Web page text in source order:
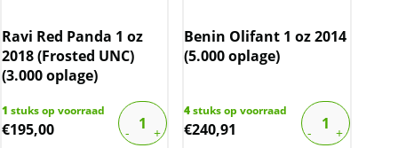
Ravi Red Panda 1 oz
2018 (Frosted UNC)
(3.000 oplage)
1 stuks op voorraad
€195,00
Benin Olifant 1 oz 2014
(5.000 oplage)
4stuks op voorraad
€240,91